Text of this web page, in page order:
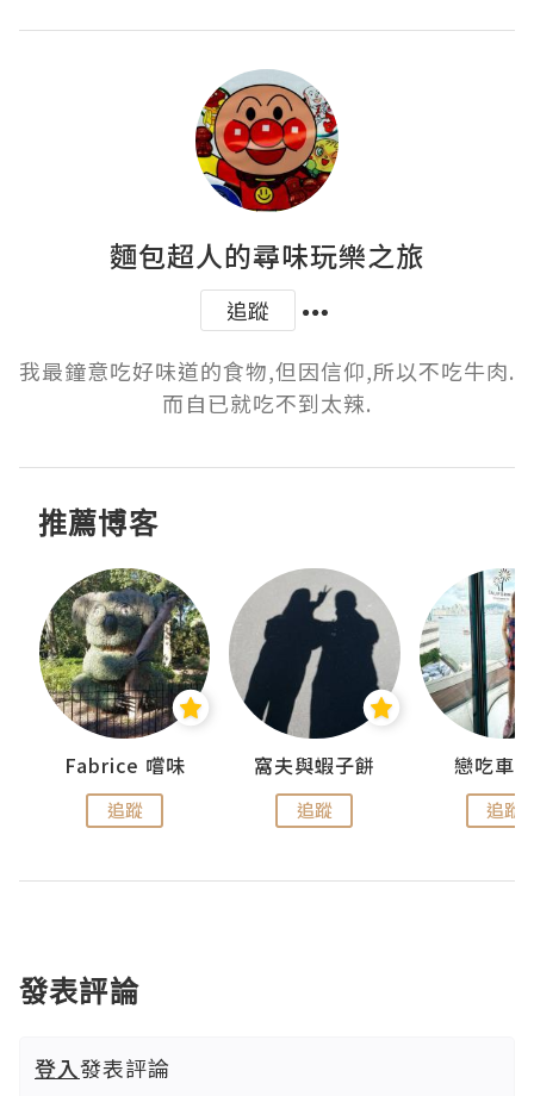
麵包超人的尋味玩樂之旅
追蹤
我最鐘意吃好味道的食物,但因信仰,所以不吃牛肉.
而自已就吃不到太辣.
推薦博客
Fabrice 嚐味
追蹤
窩夫與蝦子餅
追蹤
戀吃車
追蹤
發表評論
登入發表評論